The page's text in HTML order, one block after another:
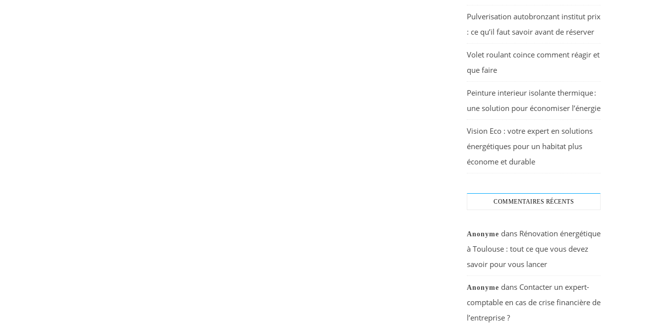
Pulverisation autobronzant institut prix
: ce qu’il faut savoir avant de réserver
Volet roulant coince comment réagir et
que faire
Peinture interieur isolante thermique :
une solution pour économiser l’énergie
Vision Eco : votre expert en solutions
énergétiques pour un habitat plus
économe et durable
COMMENTAIRES RÉCENTS
Anonyme dans Rénovation énergétique
à Toulouse : tout ce que vous devez
savoir pour vous lancer
Anonyme dans Contacter un expert-
comptable en cas de crise financière de
l’entreprise ?